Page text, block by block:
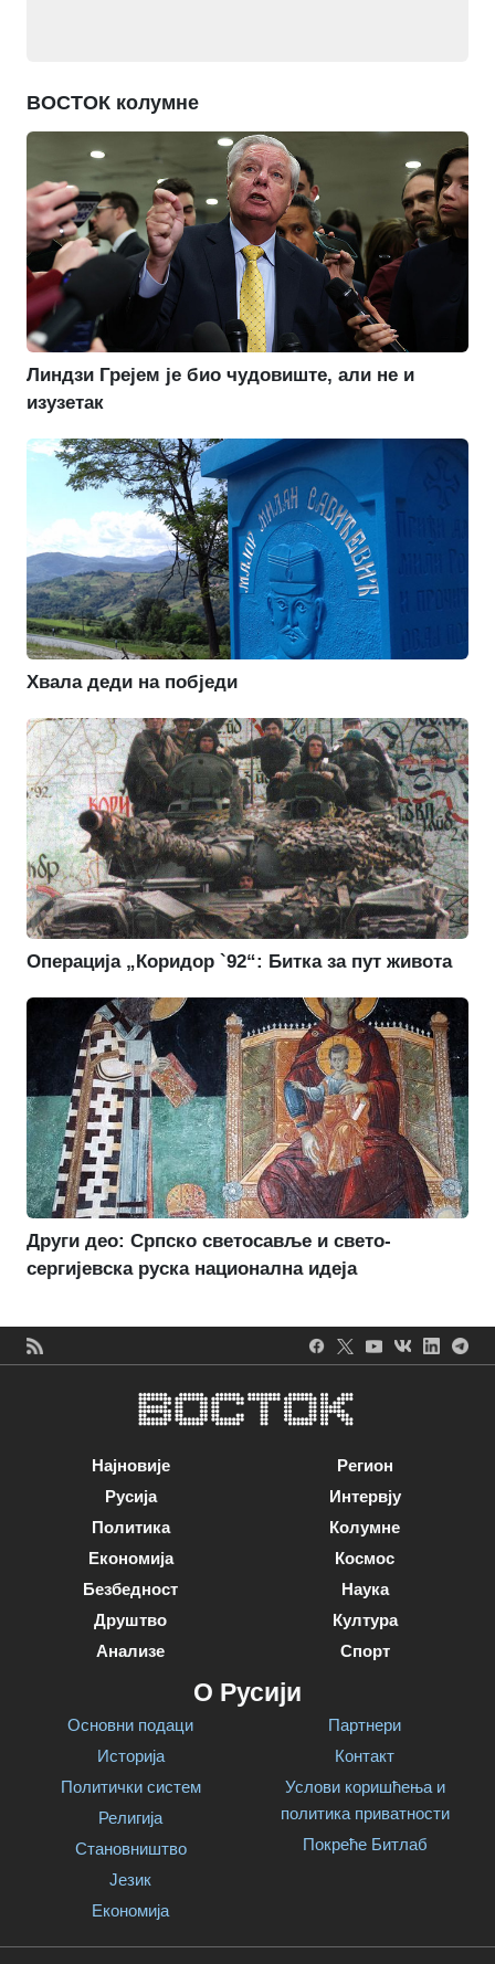
ВОСТОК колумне
Линдзи Грејем је био чудовиште, али не и
изузетак
Хвала деди на побједи
Операција „Коридор `92“: Битка за пут живота
Други део: Српско светосавље и свето-
сергијевска руска национална идеја
Најновије
Русија
Политика
Економија
Безбедност
Друштво
Анализе
Регион
Интервју
Колумне
Космос
Наука
Култура
Спорт
О Русији
Основни подаци
Историја
Политички систем
Религија
Становништво
Језик
Економија
Партнери
Контакт
Услови коришћења и
политика приватности
Покреће Битлаб